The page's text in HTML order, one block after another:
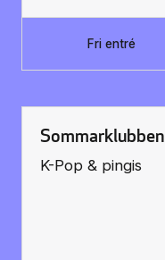
Fri entré
Sommarklubben
K-Pop & pingis